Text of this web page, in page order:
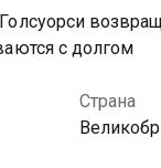
с долгом
Страна